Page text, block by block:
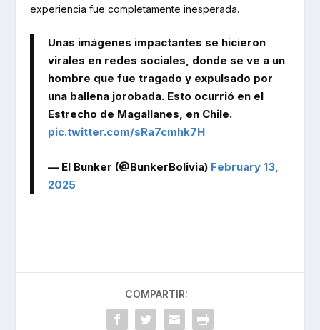
experiencia fue completamente inesperada.
Unas imágenes impactantes se hicieron
virales en redes sociales, donde se ve a un
hombre que fue tragado y expulsado por
una ballena jorobada. Esto ocurrió en el
Estrecho de Magallanes, en Chile.
pic.twitter.com/sRa7cmhk7H
— El Bunker (@BunkerBolivia) February 13,
2025
COMPARTIR: